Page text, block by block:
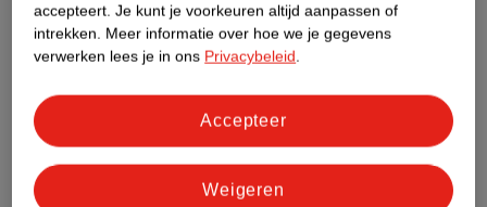
Dit product heeft (nog) geen Nature
Impact Score.
Meer informatie
Bestel & Bezorginformatie
accepteert. Je kunt je voorkeuren altijd aanpassen of
intrekken. Meer informatie over hoe we je gegevens
verwerken lees je in ons Privacybeleid.
Weigeren
Accepteer